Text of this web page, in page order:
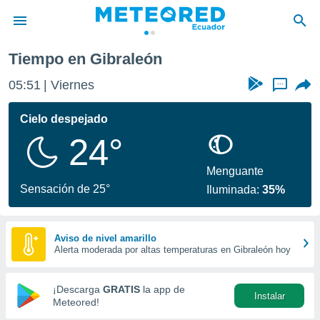
de
ha
calidad.
a este
las
y
forma
digital
basada
Tiempo en Gibraleón
05:51 Viernes ...
Cielo despejado
24°
Sensación de 25°
Menguante
Iluminada:35%
Aviso de nivel amarillo
Alerta moderada por altas temperaturas en Gibraleón hoy
¡Descarga GRATIS la app de
Meteored!
Instalar